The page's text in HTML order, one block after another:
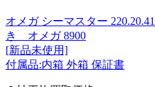
オメガ シーマスター
き オメガ 8900
[新品未使用]
付属品:内箱 外箱 保証書